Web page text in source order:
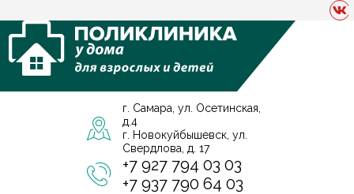
г. Самара, ул. Осетинская,
д.4
г. Новокуйбышевск, ул.
Свердлова, д. 17
+7 927 794 03 03
+7 937 790 64 03